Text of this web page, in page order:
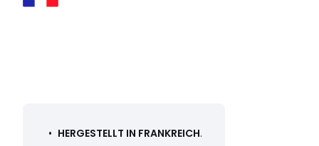
• HERGESTELLT IN FRANKREICH.